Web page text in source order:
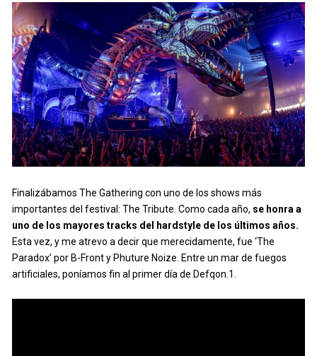
Finalizábamos The Gathering con uno de los shows más
importantes del festival: The Tribute. Como cada año, se honra a
uno de los mayores tracks del hardstyle de los últimos años.
Esta vez, y me atrevo a decir que merecidamente, fue ‘The
Paradox’ por B-Front y Phuture Noize. Entre un mar de fuegos
artificiales, poníamos fin al primer día de Defqon.1.